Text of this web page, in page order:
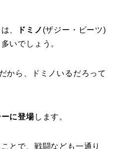
、 ドミノ (ザジー・ビーツ)
いでしょう。
から、ドミノいるだろって
に登場します。
とで、戦闘なども一通り